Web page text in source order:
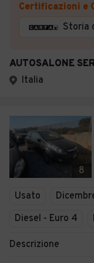
Certificazioni e
Storia
AUTOSALONE
Italia
8
Usato
Diesel - Euro 4
Descrizione